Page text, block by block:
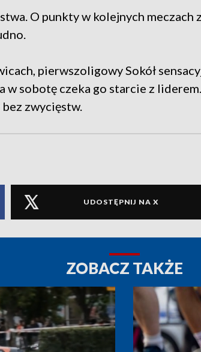
O punkty w kolejnych meczach
pierwszoligowy Sokół
w sobotę czeka go starcie z
zwycięstw.
UDOSTĘPNIJ NA X
ZOBACZ TAKŻE